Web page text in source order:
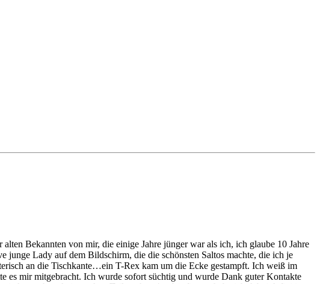
Bekannten von mir, die einige Jahre jünger war als ich, ich glaube 10 Jahre
junge Lady auf dem Bildschirm, die die schönsten Saltos machte, die ich je
an die Tischkante…ein T-Rex kam um die Ecke gestampft. Ich weiß im
es mir mitgebracht. Ich wurde sofort süchtig und wurde Dank guter Kontakte